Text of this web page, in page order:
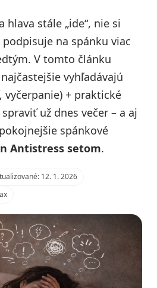
hlava stále „ide“, nie si
podpisuje na spánku viac
V tomto článku
vyhľadávajú
vyčerpanie) + praktické
už dnes večer – a aj
spánkové
Antistress setom.
12. 1. 2026